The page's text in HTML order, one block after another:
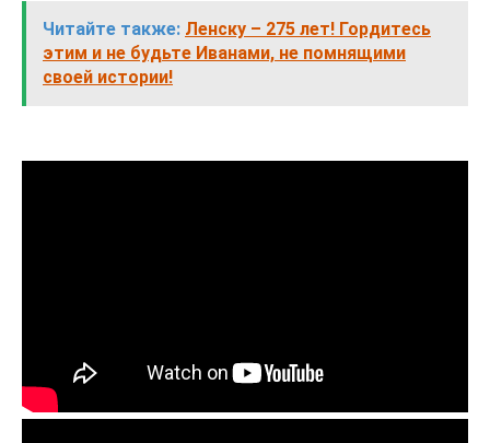
Читайте также: Ленску – 275 лет! Гордитесь
этим и не будьте Иванами, не помнящими
своей истории!